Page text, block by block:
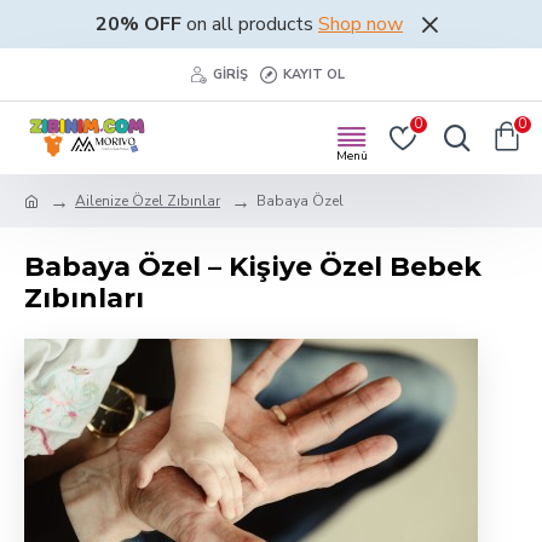
20% OFFon all products Shop now
GIRIŞ KAYIT OL
0 0
Ailenize Özel Zıbınlar Babaya Özel
Babaya Özel – Kişiye Özel Bebek
Zıbınları